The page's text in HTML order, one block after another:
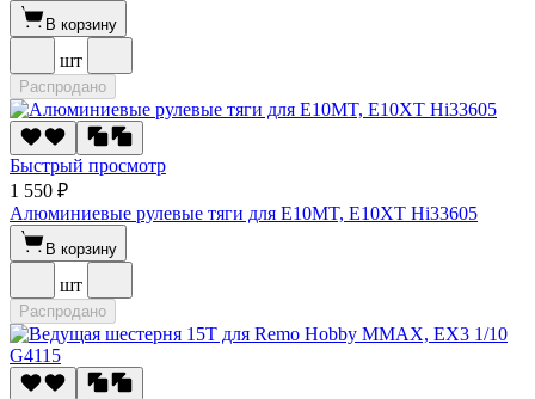
В корзину
шт
Распродано
Быстрый просмотр
1 550 ₽
Алюминиевые рулевые тяги для E10MT, E10XT Hi33605
В корзину
шт
Распродано